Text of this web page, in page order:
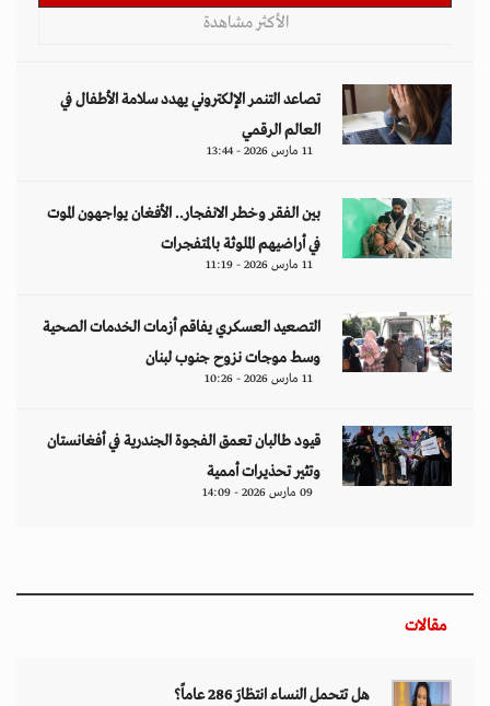
الأكثر مشاهدة
تصاعد التنمر الإلكتروني يهدد سلامة الأطفال في
العالم الرقمي
11 مارس 2026 - 13:44
بين الفقر وخطر الانفجار.. الأفغان يواجهون الموت
في أراضيهم الملوثة بالمتفجرات
11 مارس 2026 - 11:19
التصعيد العسكري يفاقم أزمات الخدمات الصحية
وسط موجات نزوح جنوب لبنان
11 مارس 2026 - 10:26
قيود طالبان تعمق الفجوة الجندرية في أفغانستان
وتثير تحذيرات أممية
09 مارس 2026 - 14:09
مقالات
هل تتحمل النساء انتظارَ 286 عاماً؟